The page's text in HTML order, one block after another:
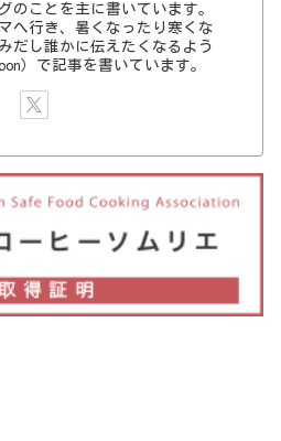
のことを主に書いています。
へ行き、暑くなったり寒くな
だし誰かに伝えたくなるよう
）で記事を書いています。